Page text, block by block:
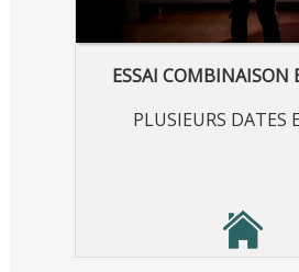
ESSAI COMBINAISON
PLUSIEURS DATES